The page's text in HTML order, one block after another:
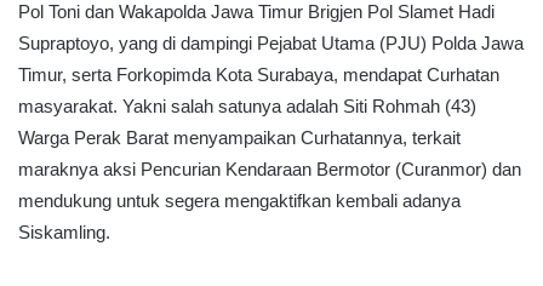
Pol Toni dan Wakapolda Jawa Timur Brigjen Pol Slamet Hadi
Supraptoyo, yang di dampingi Pejabat Utama (PJU) Polda Jawa
Timur, serta Forkopimda Kota Surabaya, mendapat Curhatan
masyarakat. Yakni salah satunya adalah Siti Rohmah (43)
Warga Perak Barat menyampaikan Curhatannya, terkait
maraknya aksi Pencurian Kendaraan Bermotor (Curanmor) dan
mendukung untuk segera mengaktifkan kembali adanya
Siskamling.